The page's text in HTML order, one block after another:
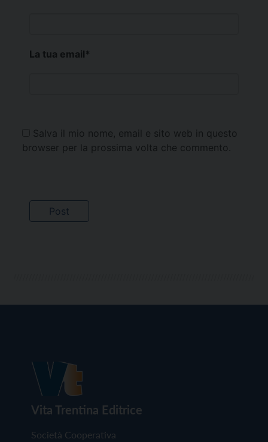
La tua email*
Salva il mio nome, email e sito web in questo
browser per la prossima volta che commento.
Vita Trentina Editrice
Società Cooperativa